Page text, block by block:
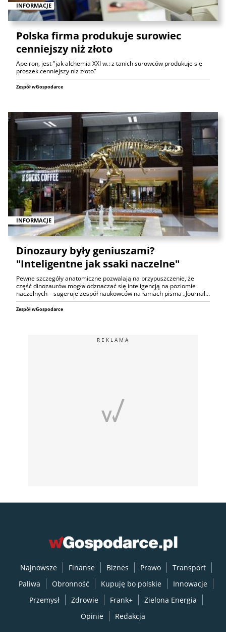
INFORMACJE
Polska firma produkuje surowiec
cenniejszy niż złoto
Apeiron, jest "jak alchemia XXI w.: z tanich surowców produkuje się
proszek cenniejszy niż złoto"
Zespół wGospodarce
INFORMACJE
Dinozaury były geniuszami?
"Inteligentne jak ssaki naczelne"
Pewne szczegóły anatomiczne pozwalają na przypuszczenie, że
część dinozaurów mogła odznaczać się inteligencją na poziomie
naczelnych – sugeruje zespół naukowców na łamach pisma „Journal…
Zespół wGospodarce
REKLAMA
Najnowsze Finanse Biznes Prawo
Transport
Paliwa
Obronność Kupuję bo polskie
Innowacje
Przemysł
Zdrowie Frank+
Zielona Energia
Opinie
Redakcja